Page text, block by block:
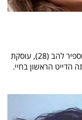
אודרי וספיר אודרי ששון (24), עורכת וידאו, וספיר להב (28), עוסקת
הדייט הראשון בחיי.